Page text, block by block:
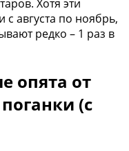
Хотя эти
с августа по ноябрь,
редко – 1 раз в
опята от
(с